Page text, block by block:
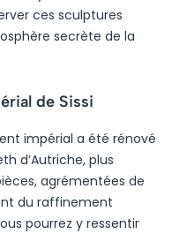
ces sculptures
secrète de la
de Sissi
impérial a été rénové
d’Autriche, plus
agrémentées de
du raffinement
pourrez y ressentir